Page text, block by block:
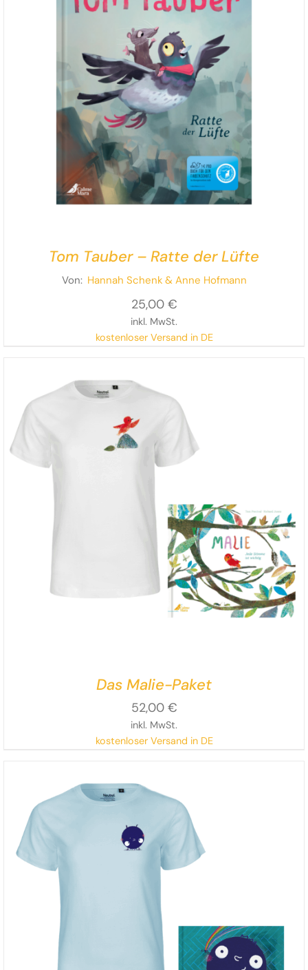
Tom Tauber – Ratte der Lüfte
Von: Hannah Schenk & Anne Hofmann
25,00 €
inkl. MwSt.
kostenloser Versand in DE
Das Malie-Paket
52,00 €
inkl. MwSt.
kostenloser Versand in DE